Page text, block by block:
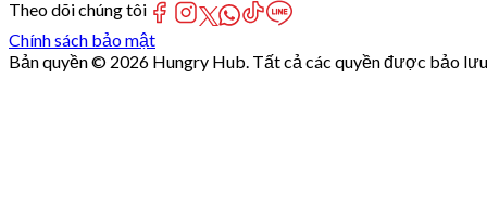
Theo dõi chúng tôi
Chính sách bảo mật
Bản quyền © 2026 Hungry Hub. Tất cả các quyền được bảo